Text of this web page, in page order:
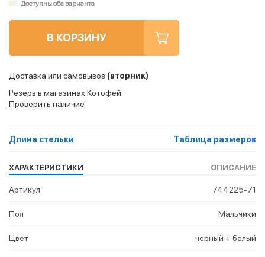
Доступны оба варианта
В КОРЗИНУ
Доставка или самовывоз (вторник)
Резерв в магазинах Котофей
Проверить наличие
Длина стельки Таблица размеров
ХАРАКТЕРИСТИКИ ОПИСАНИЕ
Артикул 744225-71
Пол Мальчики
Цвет черный + белый